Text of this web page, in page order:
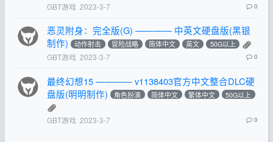
GBT游戏 2023-3-7 0
恶灵附身：完全版(G) ———— 中英文硬盘版(黑银
制作)
动作射击 冒险战略 简体中文 英文 50G以上
GBT游戏 2023-3-7 0
最终幻想15 ———— v1138403官方中文整合DLC硬
盘版(明明制作)
角色扮演 简体中文 繁体中文 50G以上
GBT游戏 2023-3-7 0